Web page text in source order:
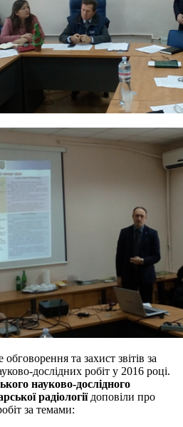
та захист звітів за
дослідних робіт у 2016 році.
науково-дослідного
радіологіїдоповіли про
за темами: